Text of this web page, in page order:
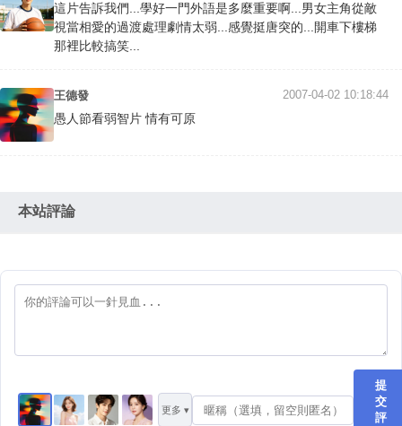
這片告訴我們...學好一門外語是多麼重要啊...男女主角從敵
視當相愛的過渡處理劇情太弱...感覺挺唐突的...開車下樓梯
那裡比較搞笑...
王德發 2007-04-02 10:18:44
愚人節看弱智片 情有可原
本站評論
更多 ▾
提
交
評